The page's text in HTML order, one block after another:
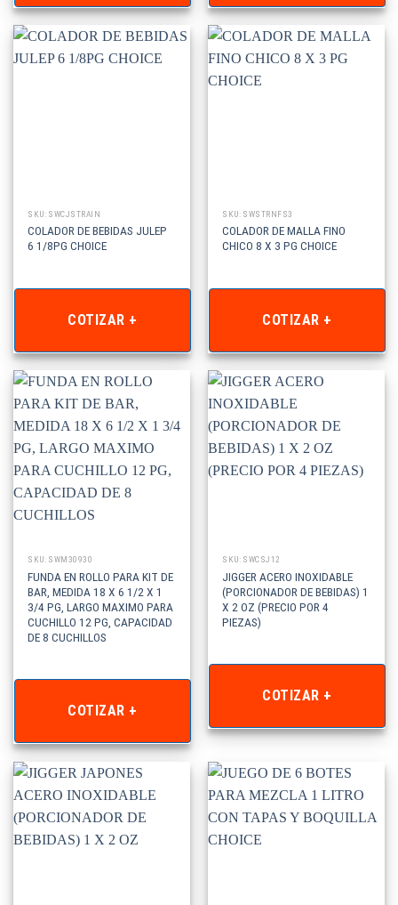
SKU: SWCJSTRAIN
COLADOR DE BEBIDAS JULEP
6 1/8PG CHOICE
COTIZAR +
SKU: SWSTRNFS3
COLADOR DE MALLA FINO
CHICO 8 X 3 PG CHOICE
COTIZAR +
SKU: SWM30930
FUNDA EN ROLLO PARA KIT DE
BAR, MEDIDA 18 X 6 1/2 X 1
3/4 PG, LARGO MAXIMO PARA
CUCHILLO 12 PG, CAPACIDAD
DE 8 CUCHILLOS
COTIZAR +
SKU: SWCSJ12
JIGGER ACERO INOXIDABLE
(PORCIONADOR DE BEBIDAS) 1
X 2 OZ (PRECIO POR 4
PIEZAS)
COTIZAR +